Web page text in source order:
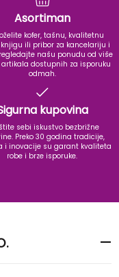
Asortiman
kofer, tašnu, kvalitetnu
knjigu ili pribor za kancelariju i
našu ponudu od više
dostupnih za isporuku
odmah.
kupovina
sebi iskustvo bezbrižne
Preko 30 godina tradicije,
i inovacije su garant kvaliteta
robe i brze isporuke.